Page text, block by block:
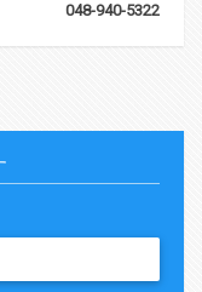
048-940-5322